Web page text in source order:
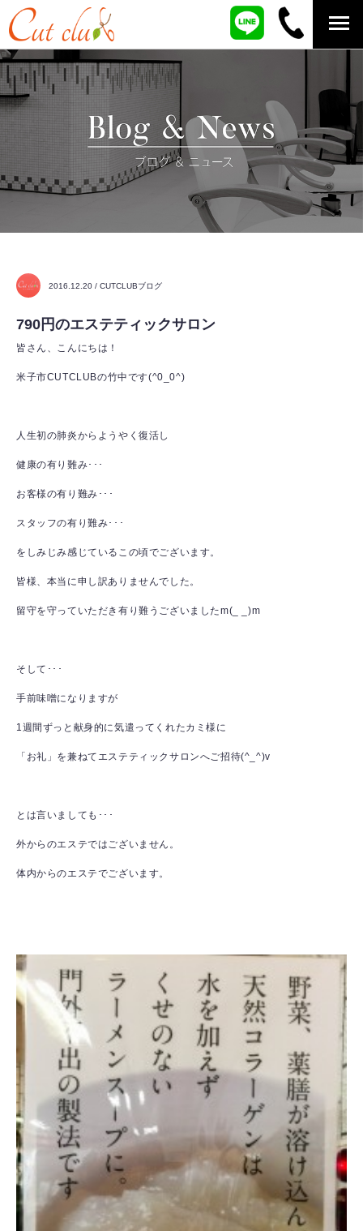
2016.12.20 / CUTCLUBブログ
790円のエステティックサロン
皆さん、こんにちは！
米子市CUTCLUBの竹中です(^0_0^)
人生初の肺炎からようやく復活し
健康の有り難み･･･
お客様の有り難み･･･
スタッフの有り難み･･･
をしみじみ感じているこの頃でございます。
皆様、本当に申し訳ありませんでした。
留守を守っていただき有り難うございましたm(_ _)m
そして･･･
手前味噌になりますが
1週間ずっと献身的に気遣ってくれたカミ様に
「お礼」を兼ねてエステティックサロンへご招待(^_^)v
とは言いましても･･･
外からのエステではございません。
体内からのエステでございます。